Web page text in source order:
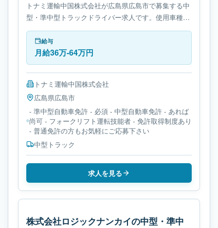
トナミ運輸中国株式会社が広島県広島市で募集する中
型・準中型トラックドライバー求人です。使用車種は
中型トラックです。勤務時間は- 変形労働時間制で
す。必要免許は- 準中型自動車免許です。
給与
月給36万-64万円
トナミ運輸中国株式会社
広島県広島市
- 準中型自動車免許 - 必須 - 中型自動車免許 - あれば
尚可 - フォークリフト運転技能者 - 免許取得制度あり
- 普通免許の方もお気軽にご応募下さい
中型トラック
求人を見る
株式会社ロジックナンカイの中型・準中